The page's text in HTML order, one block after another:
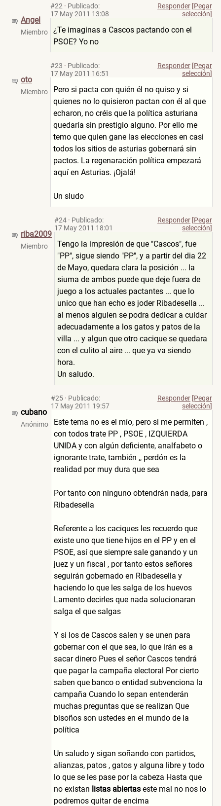
Angel
Miembro
#22 · Publicado:
17 May 2011 13:08
Responder [Pegar
selección]
¿Te imaginas a Cascos pactando con el
PSOE? Yo no
oto
Miembro
#23 · Publicado:
17 May 2011 16:51
Responder [Pegar
selección]
Pero si pacta con quién él no quiso y si
quienes no lo quisieron pactan con él al que
echaron, no créis que la política asturiana
quedaría sin prestigio alguno. Por ello me
temo que quien gane las elecciones en casi
todos los sitios de asturias gobernará sin
pactos. La regenaración política empezará
aquí en Asturias. ¡Ojalá!
Un sludo
riba2009
Miembro
#24 · Publicado:
17 May 2011 18:01
Responder [Pegar
selección]
Tengo la impresión de que "Cascos", fue
"PP", sigue siendo "PP", y a partir del dia 22
de Mayo, quedara clara la posición ... la
siuma de ambos puede que deje fuera de
juego a los actuales pactantes ... que lo
unico que han echo es joder Ribadesella ...
al menos alguien se podra dedicar a cuidar
adecuadamente a los gatos y patos de la
villa ... y algun que otro cacique se quedara
con el culito al aire ... que ya va siendo
hora.
Un saludo.
cubano
Anónimo
#25 · Publicado:
17 May 2011 19:57
Responder [Pegar
selección]
Este tema no es el mío, pero si me permiten ,
con todos trate PP , PSOE , IZQUIERDA
UNIDA y con algún deficiente, analfabeto o
ignorante trate, también ,, perdón es la
realidad por muy dura que sea
Por tanto con ninguno obtendrán nada, para
Ribadesella
Referente a los caciques les recuerdo que
existe uno que tiene hijos en el PP y en el
PSOE, así que siempre sale ganando y un
juez y un fiscal , por tanto estos señores
seguirán gobernado en Ribadesella y
haciendo lo que les salga de los huevos
Lamento decirles que nada solucionaran
salga el que salgas
Y si los de Cascos salen y se unen para
gobernar con el que sea, lo que irán es a
sacar dinero Pues el señor Cascos tendrá
que pagar la campaña electoral Por cierto
saben que banco o entidad subvenciona la
campaña Cuando lo sepan entenderán
muchas preguntas que se realizan Que
bisoños son ustedes en el mundo de la
política
Un saludo y sigan soñando con partidos,
alianzas, patos , gatos y alguna libre y todo
lo que se les pase por la cabeza Hasta que
no existan listas abiertas este mal no nos lo
podremos quitar de encima